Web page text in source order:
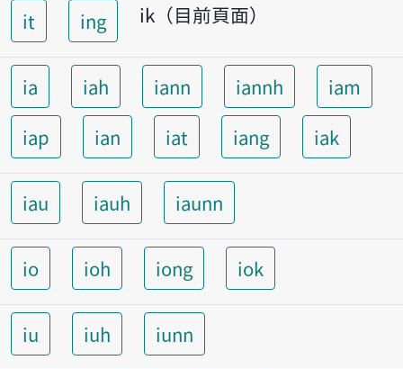
it
ing ik（目前頁面）
ia iah iann iannh
iam
iap
ian iat iang iak
iau iauh iaunn
io ioh iong iok
iu iuh iunn